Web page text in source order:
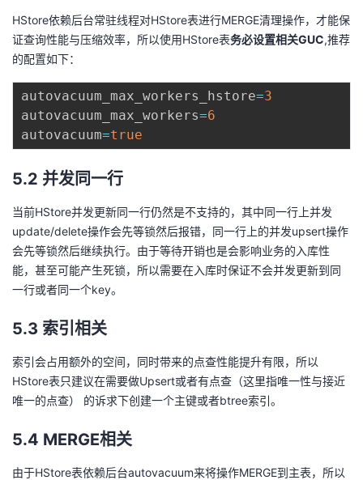
HStore依赖后台常驻线程对HStore表进行MERGE清理操作，才能保
证查询性能与压缩效率，所以使用HStore表务必设置相关GUC,推荐
的配置如下：
autovacuum_max_workers_hstore=3
autovacuum_max_workers=6
autovacuum=true
5.2 并发同一行
当前HStore并发更新同一行仍然是不支持的，其中同一行上并发
update/delete操作会先等锁然后报错，同一行上的并发upsert操作
会先等锁然后继续执行。由于等待开销也是会影响业务的入库性
能，甚至可能产生死锁，所以需要在入库时保证不会并发更新到同
一行或者同一个key。
5.3 索引相关
索引会占用额外的空间，同时带来的点查性能提升有限，所以
HStore表只建议在需要做Upsert或者有点查（这里指唯一性与接近
唯一的点查） 的诉求下创建一个主键或者btree索引。
5.4 MERGE相关
由于HStore表依赖后台autovacuum来将操作MERGE到主表，所以